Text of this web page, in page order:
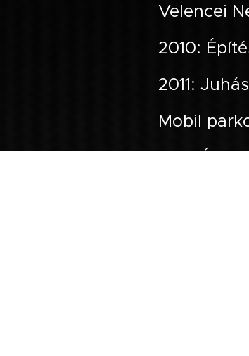
Velencei
2010:
2011:
Mobil
2011: